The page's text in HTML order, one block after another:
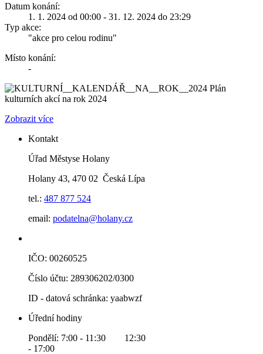
Datum konání:
1. 1. 2024 od 00:00 - 31. 12. 2024 do 23:29
Typ akce:
"akce pro celou rodinu"
Místo konání:
-
Plán
kulturních akcí na rok 2024
Zobrazit více
Kontakt
Úřad Městyse Holany
Holany 43, 470 02 Česká Lípa
tel.: 487 877 524
email: podatelna@holany.cz
IČO: 00260525
Číslo účtu: 289306202/0300
ID - datová schránka: yaabwzf
Úřední hodiny
Pondělí: 7:00 - 11:30 12:30
- 17:00